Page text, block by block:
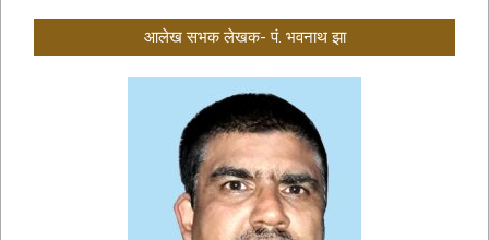
आलेख सभक लेखक- पं. भवनाथ झा